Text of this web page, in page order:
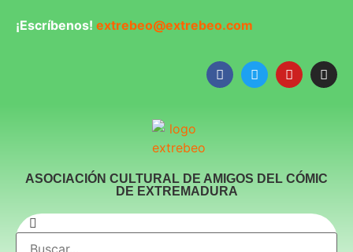
¡Escríbenos! extrebeo@extrebeo.com
ASOCIACIÓN CULTURAL DE AMIGOS DEL CÓMIC
DE EXTREMADURA